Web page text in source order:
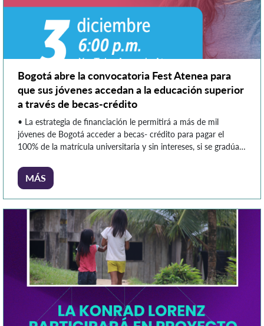
Bogotá abre la convocatoria Fest Atenea para
que sus jóvenes accedan a la educación superior
a través de becas-crédito
• La estrategia de financiación le permitirá a más de mil
jóvenes de Bogotá acceder a becas- crédito para pagar el
100% de la matrícula universitaria y sin intereses, si se gradúa.
grado, siempre y cuando estén devengando más de un salario
mínimo. •La convocatoria […]
MÁS